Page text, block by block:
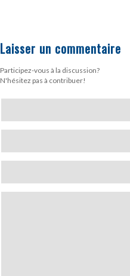
Laisser un commentaire
Participez-vous à la discussion?
N'hésitez pas à contribuer!